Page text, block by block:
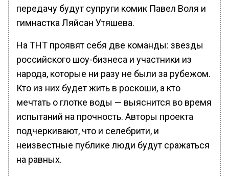
передачу будут супруги комик Павел Воля и
гимнастка Ляйсан Утяшева.
На ТНТ проявят себя две команды: звезды
российского шоу-бизнеса и участники из
народа, которые ни разу не были за рубежом.
Кто из них будет жить в роскоши, а кто
мечтать о глотке воды — выяснится во время
испытаний на прочность. Авторы проекта
подчеркивают, что и селебрити, и
неизвестные публике люди будут сражаться
на равных.